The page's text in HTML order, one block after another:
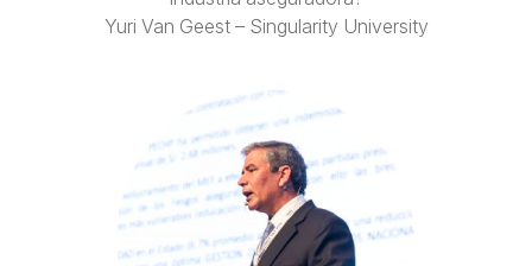
Yuri Van Geest – Singularity University